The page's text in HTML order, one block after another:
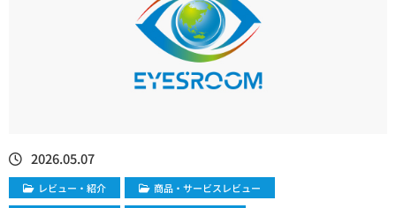
2026.05.07
レビュー・紹介
商品・サービスレビュー